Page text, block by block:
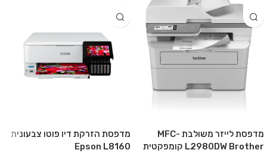
מדפסת לייזר משולבת MFC-
L2980DW Brother קומפקטית
מדפסת הזרקת דיו פוטו צבעונית
Epson L8160